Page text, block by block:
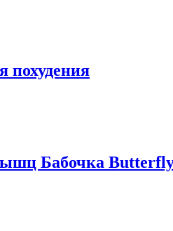
похудения
Бабочка Butterfly